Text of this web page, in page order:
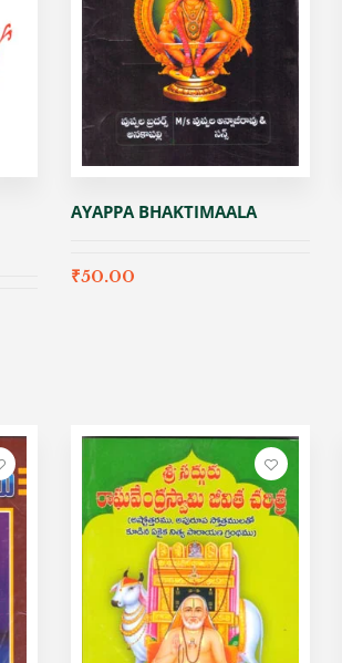
AYAPPA BHAKTIMAALA
₹50.00